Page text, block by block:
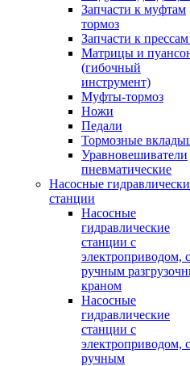
Запчасти к муфтам
тормоз
Запчасти к
Матрицы и
(гибочный
инструмент)
Муфты-тормоз
Ножи
Педали
Тормозные
Уравновешиватели
пневматические
Насосные
станции
Насосные
гидравлические
станции с
электроприводом, с
ручным
краном
Насосные
гидравлические
станции с
электроприводом, с
ручным